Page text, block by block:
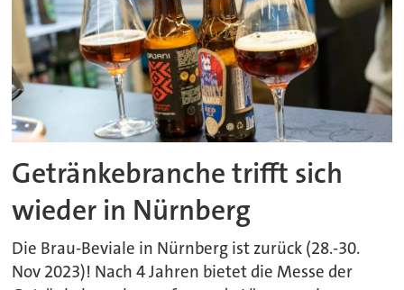
Getränkebranche trifft sich
wieder in Nürnberg
Die Brau-Beviale in Nürnberg ist zurück (28.-30.
Nov 2023)! Nach 4 Jahren bietet die Messe der